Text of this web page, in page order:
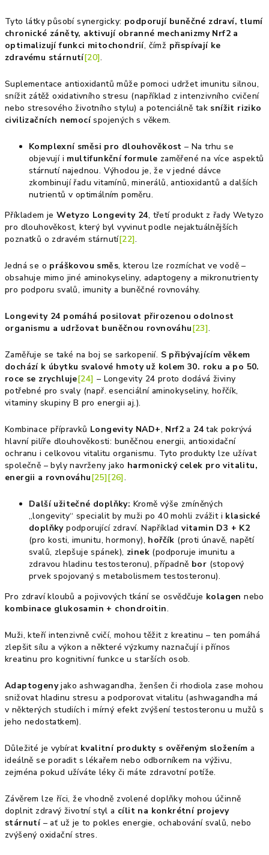
Tyto látky působí synergicky: podporují buněčné zdraví, tlumí
chronické záněty, aktivují obranné mechanizmy Nrf2 a
optimalizují funkci mitochondrií, čímž přispívají ke
zdravému stárnutí[20].
Suplementace antioxidantů může pomoci udržet imunitu silnou,
snížit zátěž oxidativního stresu (například z intenzivního cvičení
nebo stresového životního stylu) a potenciálně tak snížit riziko
civilizačních nemocíspojených s věkem.
Komplexní směsi pro dlouhověkost – Na trhu se
objevují i multifunkční formule zaměřené na více aspektů
stárnutí najednou. Výhodou je, že v jedné dávce
zkombinují řadu vitamínů, minerálů, antioxidantů a dalších
nutrientů v optimálním poměru.
Příkladem jeWetyzo Longevity 24, třetí produkt z řady Wetyzo
pro dlouhověkost, který byl vyvinut podle nejaktuálnějších
poznatků o zdravém stárnutí[22].
Jedná se o práškovou směs, kterou lze rozmíchat ve vodě –
obsahuje mimo jiné aminokyseliny, adaptogeny a mikronutrienty
pro podporu svalů, imunity a buněčné rovnováhy.
Longevity 24 pomáhá posilovat přirozenou odolnost
organismu a udržovat buněčnou rovnováhu[23].
Zaměřuje se také na boj se sarkopenií. S přibývajícím věkem
dochází k úbytku svalové hmoty už kolem 30. roku a po 50.
roce se zrychluje[24] – Longevity 24 proto dodává živiny
potřebné pro svaly (např. esenciální aminokyseliny, hořčík,
vitaminy skupiny B pro energii aj.).
Kombinace přípravků Longevity NAD+, Nrf2 a 24 tak pokrývá
hlavní pilíře dlouhověkosti: buněčnou energii, antioxidační
ochranu i celkovou vitalitu organismu. Tyto produkty lze užívat
společně – byly navrženy jako harmonický celek pro vitalitu,
energii a rovnováhu[25][26].
Další užitečné doplňky: Kromě výše zmíněných
„longevity“ specialit by muži po 40 mohli zvážit i klasické
doplňkypodporující zdraví. Napříkladvitamin D3 + K2
(pro kosti, imunitu, hormony), hořčík (proti únavě, napětí
svalů, zlepšuje spánek), zinek (podporuje imunitu a
zdravou hladinu testosteronu), případně bor (stopový
prvek spojovaný s metabolismem testosteronu).
Pro zdraví kloubů a pojivových tkání se osvědčuje kolagen nebo
kombinace glukosamin + chondroitin.
Muži, kteří intenzivně cvičí, mohou těžit z kreatinu – ten pomáhá
zlepšit sílu a výkon a některé výzkumy naznačují i přínos
kreatinu pro kognitivní funkce u starších osob.
Adaptogenyjako ashwagandha, ženšen či rhodiola zase mohou
snižovat hladinu stresu a podporovat vitalitu (ashwagandha má
v některých studiích i mírný efekt zvýšení testosteronu u mužů s
jeho nedostatkem).
Důležité je vybírat kvalitní produkty s ověřeným složením a
ideálně se poradit s lékařem nebo odborníkem na výživu,
zejména pokud užíváte léky či máte zdravotní potíže.
Závěrem lze říci, že vhodně zvolené doplňky mohou účinně
doplnit zdravý životní styl a cílit na konkrétní projevy
stárnutí– ať už je to pokles energie, ochabování svalů, nebo
zvýšený oxidační stres.